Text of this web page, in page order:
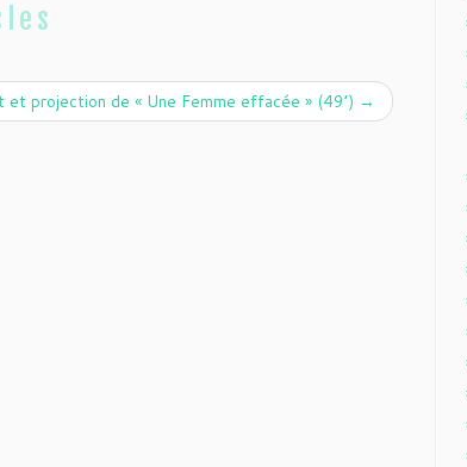
projection de « Une Femme effacée » (49’) →